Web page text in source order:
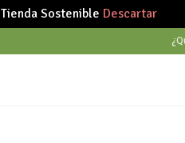
Tienda Sostenible Descartar